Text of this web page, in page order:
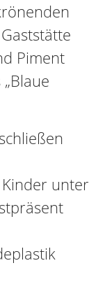
Piment
Kinder unter